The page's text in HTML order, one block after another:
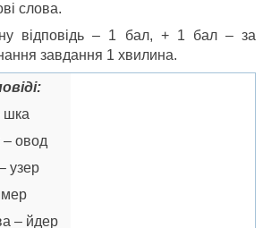
слова.
відповідь – 1 бал, + 1 бал – за
завдання 1 хвилина.
шка
– овод
узер
мер
– йдер